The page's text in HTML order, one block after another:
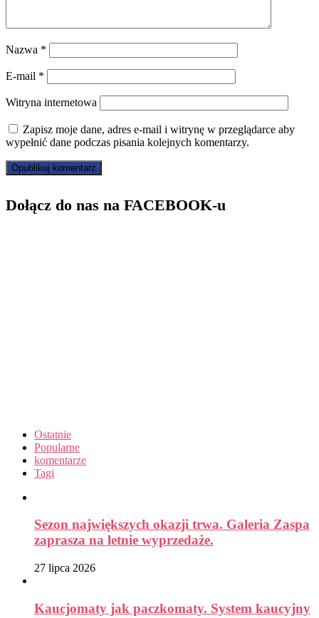
Nazwa *
E-mail *
Witryna internetowa
Zapisz moje dane, adres e-mail i witrynę w przeglądarce aby
wypełnić dane podczas pisania kolejnych komentarzy.
Dołącz do nas na FACEBOOK-u
Ostatnie
Popularne
komentarze
Tagi
Sezon największych okazji trwa. Galeria Zaspa
zaprasza na letnie wyprzedaże.
27 lipca 2026
Kaucjomaty jak paczkomaty. System kaucyjny